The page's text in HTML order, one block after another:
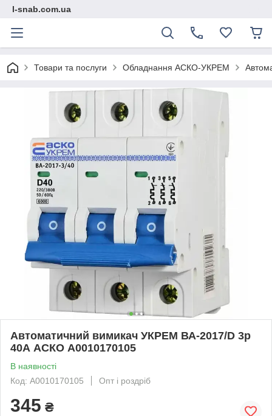
l-snab.com.ua
Товари та послуги Обладнання АСКО-УКРЕМ
Автоматичний вимикач УКРЕМ ВА-2017/D 3р
40А АСКО A0010170105
В наявності
Код: А0010170105
Опт і роздріб
345 ₴